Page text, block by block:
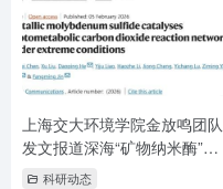
上海交大环境学院金放鸣团队
发文报道深海“矿物纳米酶”驱
动前生命碳代谢网络构建
科研动态